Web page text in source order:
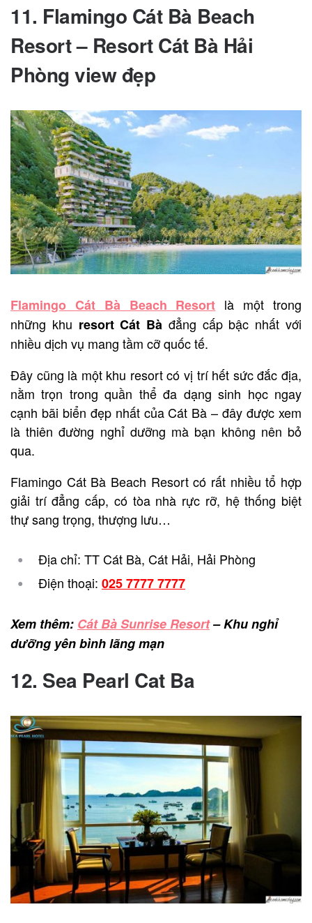
11. Flamingo Cát Bà Beach
Resort – Resort Cát Bà Hải
Phòng view đẹp
Flamingo Cát Bà Beach Resort là một trong
những khu resort Cát Bà đẳng cấp bậc nhất với
nhiều dịch vụ mang tầm cỡ quốc tế.
Đây cũng là một khu resort có vị trí hết sức đắc địa,
nằm trọn trong quần thể đa dạng sinh học ngay
cạnh bãi biển đẹp nhất của Cát Bà – đây được xem
là thiên đường nghỉ dưỡng mà bạn không nên bỏ
qua.
Flamingo Cát Bà Beach Resort có rất nhiều tổ hợp
giải trí đẳng cấp, có tòa nhà rực rỡ, hệ thống biệt
thự sang trọng, thượng lưu…
Địa chỉ: TT Cát Bà, Cát Hải, Hải Phòng
Điện thoại: 025 7777 7777
Xem thêm: Cát Bà Sunrise Resort– Khu nghỉ
dưỡng yên bình lãng mạn
12. Sea Pearl Cat Ba